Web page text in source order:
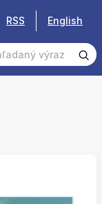
RSS English